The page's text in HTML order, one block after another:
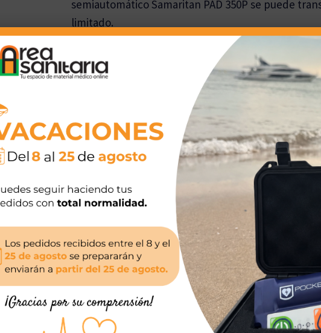
semiautomático Samaritan PAD 350P se puede
limitado.
Tecnología clínicamente
Tecnología avanzada de electrodos y tecnología
forma de onda creciente y de baja energía que se
impedancia de cada paciente.
Alto grado de protección contra
Una de las máximas categorías de la industria, IP56.
Mantenimiento sencillo y